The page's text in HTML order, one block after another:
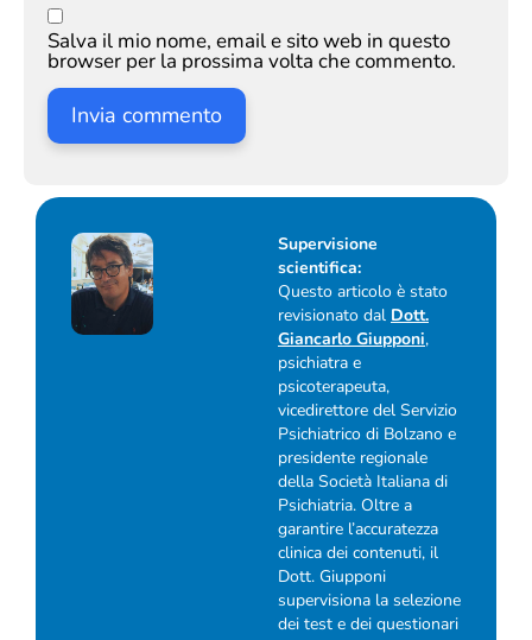
Salva il mio nome, email e sito web in questo
browser per la prossima volta che commento.
Supervisione
scientifica:
Questo articolo è stato
revisionato dal Dott.
Giancarlo Giupponi,
psichiatra e
psicoterapeuta,
vicedirettore del Servizio
Psichiatrico di Bolzano e
presidente regionale
della Società Italiana di
Psichiatria. Oltre a
garantire l’accuratezza
clinica dei contenuti, il
Dott. Giupponi
supervisiona la selezione
dei test e dei questionari